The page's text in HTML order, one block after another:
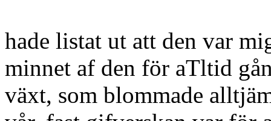
hade listat ut att den var
minnet af den för aTltid
växt, som blommade